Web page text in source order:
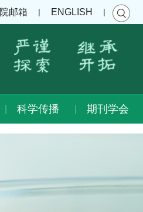
院邮箱 | ENGLISH |
科学传播 期刊学会